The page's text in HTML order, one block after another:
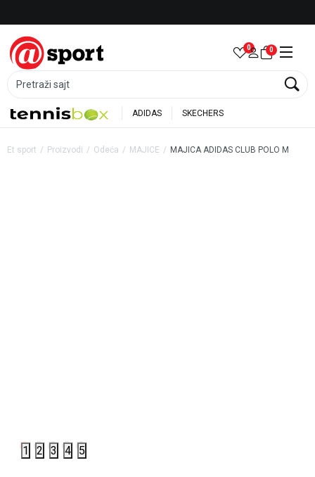
Pretraži sajt
0 0
ADIDAS SKECHERS
Et sport Proizvodi Odeća MAJICE MAJICA ADIDAS CLUB POLO M
1 2 3 4 5